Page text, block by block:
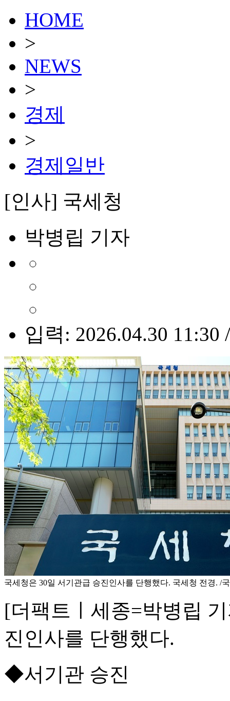
HOME
>
NEWS
>
경제
>
경제일반
[인사] 국세청
박병립 기자
입력: 2026.04.30 11:30
국세청은 30일 서기관급 승진인사를 단행했다. 국세청 전경. /
[더팩트ㅣ세종=박병립
진인사를 단행했다.
◆서기관 승진